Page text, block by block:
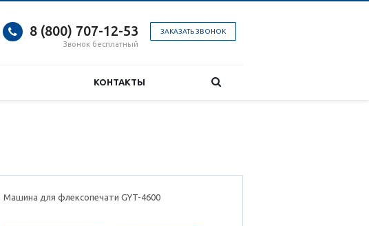
ЗАКАЗАТЬ ЗВОНОК
8 (800) 707-12-53
Звонок бесплатный
КОНТАКТЫ
Машина для флексопечати GYT-4600